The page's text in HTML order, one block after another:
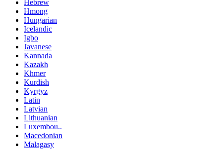
Hebrew
Hmong
Hungarian
Icelandic
Igbo
Javanese
Kannada
Kazakh
Khmer
Kurdish
Kyrgyz
Latin
Latvian
Lithuanian
Luxembou..
Macedonian
Malagasy